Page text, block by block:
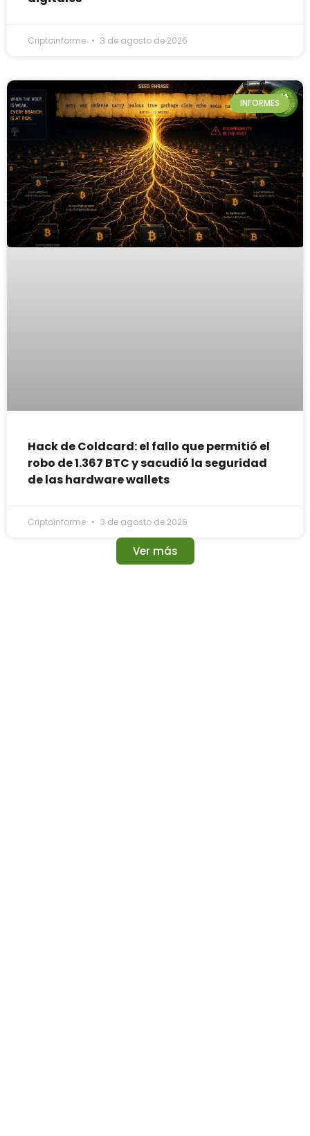
Criptoinforme 3 de agosto de 2026
INFORMES
Hack de Coldcard: el fallo que permitió el
robo de 1.367 BTC y sacudió la seguridad
de las hardware wallets
Criptoinforme 3 de agosto de 2026
Ver más